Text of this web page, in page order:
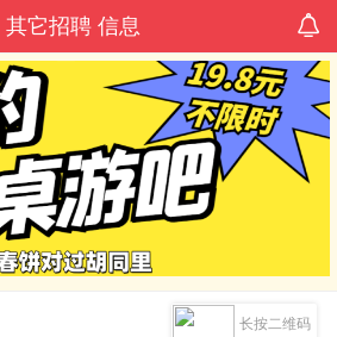
其它招聘 信息
长按二维码